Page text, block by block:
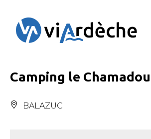
Camping le Chamadou
BALAZUC